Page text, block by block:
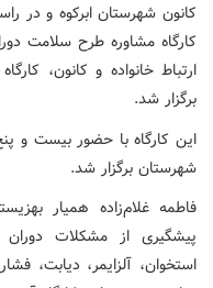
کانون شهرستان ابرکوه و در
کارگاه مشاوره طرح سلامت
برگزار شد.
شهرستان برگزار شد.
فاطمه غلام‌زاده همیار
پیشگیری از مشکلات دوران
استخوان، آلزایمر، دیابت،